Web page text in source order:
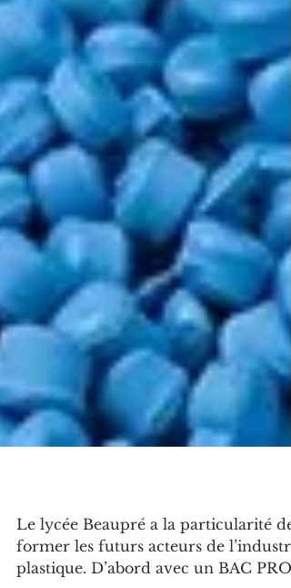
Focus sur le plastique
Le lycée Beaupré a la particularité de